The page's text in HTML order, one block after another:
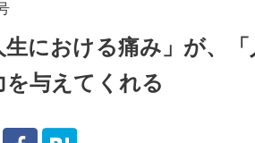
生における痛み」が、
を与えてくれる